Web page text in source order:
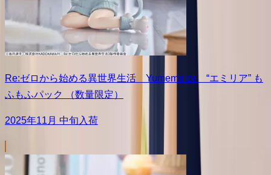
Re:ゼロから始める異世界生活 Yumemirize “エミリア” も
ふもふパック （数量限定）
2025年11月 中旬入荷